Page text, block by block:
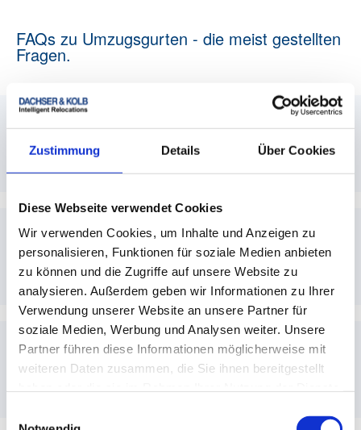
Zustimmung Details Über Cookies
Diese Webseite verwendet Cookies
Wir verwenden Cookies, um Inhalte und Anzeigen zu
personalisieren, Funktionen für soziale Medien anbieten
zu können und die Zugriffe auf unsere Website zu
analysieren. Außerdem geben wir Informationen zu Ihrer
Verwendung unserer Website an unsere Partner für
soziale Medien, Werbung und Analysen weiter. Unsere
Partner führen diese Informationen möglicherweise mit
weiteren Daten zusammen, die Sie ihnen bereitgestellt
FAQs zu Umzugsgurten - die meist gestellten
Fragen.
Was ist der Unterschied zwischen
Spanngurten und Zurrgurten?
Spanngurte und Zurrgurte erfüllen denselben
Zweck: Sie sichern die Ladung während des
Transports. Der Unterschied liegt häufig in der
Breite und Reißfestigkeit, je nach Art des
Umzugs.
Wie fest müssen Umzugsgurte
gespannt werden?
Die Umzugsgurte sollten so fest wie nötig,
aber nicht zu straff gespannt werden, um
Schäden an den Möbeln oder dem
Transporter zu vermeiden.
Kann ich meine eigenen Umzugsgurte
verwenden?